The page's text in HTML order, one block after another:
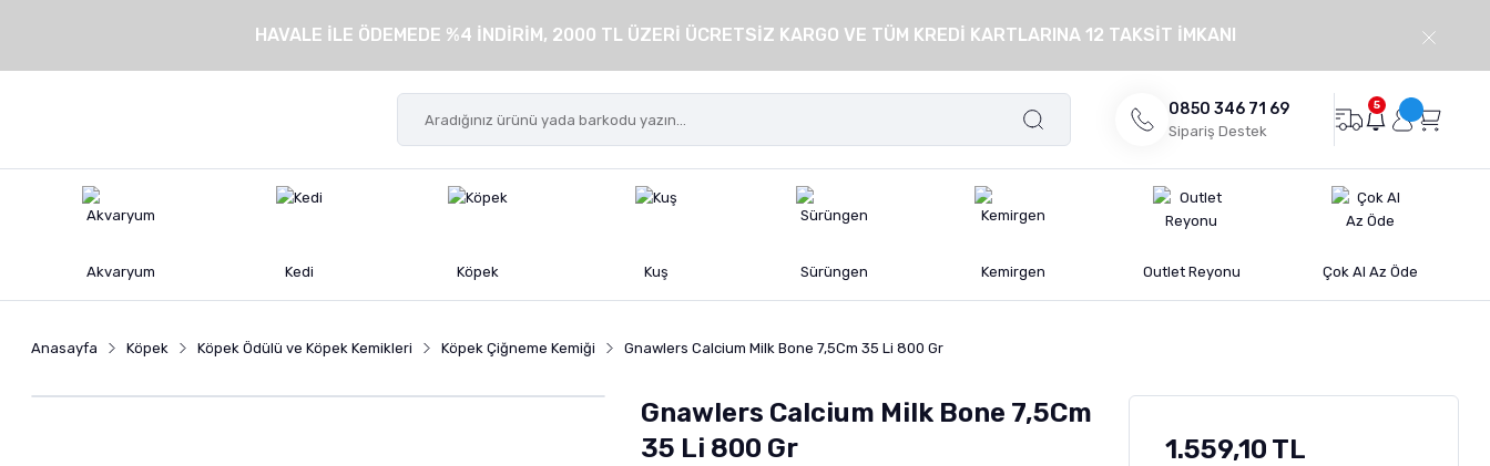
HAVALE İLE ÖDEMEDE %4 İNDİRİM, 2000 TL ÜZERİ ÜCRETSİZ KARGO VE TÜM KREDİ KARTLARINA 12 TAKSİT İMKANI
0850 346 71 69
Sipariş Destek
5
Akvaryum Kedi Köpek Kuş Sürüngen Kemirgen Outlet Reyonu Çok Al Az Öde
Anasayfa Köpek Köpek Ödülü ve Köpek Kemikleri Köpek Çiğneme Kemiği Gnawlers Calcium Milk Bone 7,5Cm 35 Li 800 Gr
Gnawlers Calcium Milk Bone 7,5Cm
35 Li 800 Gr
1.559,10 TL